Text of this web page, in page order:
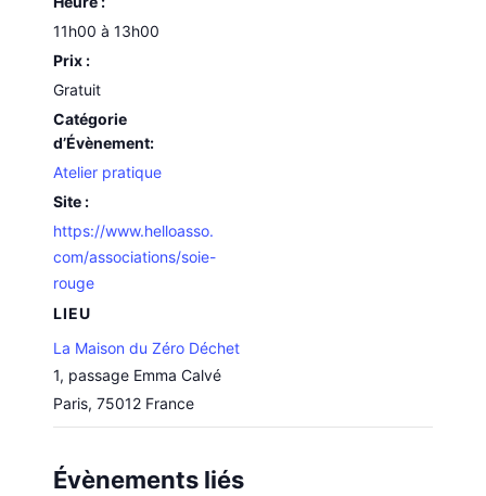
11h00 à 13h00
Prix :
Gratuit
Catégorie
d’Évènement:
Atelier pratique
Site :
https://www.helloasso.
com/associations/soie-
rouge
LIEU
La Maison du Zéro Déchet
1, passage Emma Calvé
Paris, 75012 France
Évènements liés